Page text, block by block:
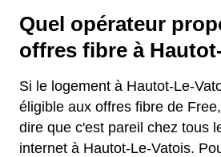
Quel opérateur
offres fibre à
Si le logement à Hautot-Le-
éligible aux offres fibre de
dire que c'est pareil chez tous
internet à Hautot-Le-Vatois.